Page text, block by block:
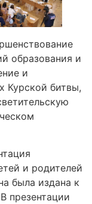
образования и
и
Курской битвы,
и родителей
была издана к
презентации